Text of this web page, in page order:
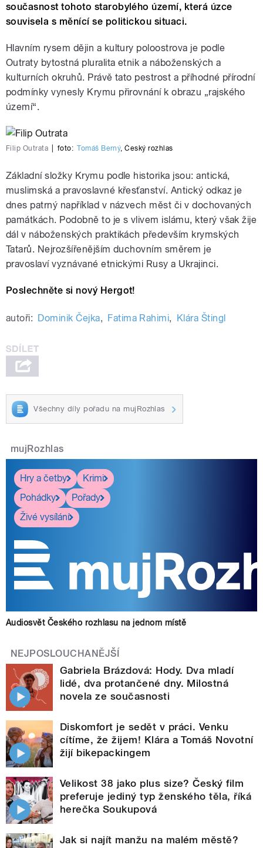
současnost tohoto starobylého území, která úzce
souvisela s měnící se politickou situaci.
Hlavním rysem dějin a kultury poloostrova je podle
Outraty bytostná pluralita etnik a náboženských a
kulturních okruhů. Právě tato pestrost a příhodné přírodní
podmínky vynesly Krymu přirovnání k obrazu „rajského
území“.
Filip Outrata foto: Tomáš Berný,Český rozhlas
Základní složky Krymu podle historika jsou: antická,
muslimská a pravoslavné křesťanství. Antický odkaz je
dnes patrný například v názvech měst či v dochovaných
památkách. Podobně to je s vlivem islámu, který však žije
dál v náboženských praktikách především krymských
Tatarů. Nejrozšířenějším duchovním směrem je
pravoslaví vyznávané etnickými Rusy a Ukrajinci.
Poslechněte si nový Hergot!
autoři: Dominik Čejka, Fatima Rahimi, Klára Štingl
Všechny díly pořadu na mujRozhlas
mujRozhlas
Hry a četby
Krimi
Pohádky
Pořady
Živé vysílání
Audiosvět Českého rozhlasu na jednom místě
NEJPOSLOUCHANĚJŠÍ
Gabriela Brázdová: Hody. Dva mladí
lidé, dva protančené dny. Milostná
novela ze současnosti
Diskomfort je sedět v práci. Venku
cítíme, že žijem! Klára a Tomáš Novotní
žijí bikepackingem
Velikost 38 jako plus size? Český film
preferuje jediný typ ženského těla, říká
herečka Soukupová
Jak si najít manžu na malém městě?